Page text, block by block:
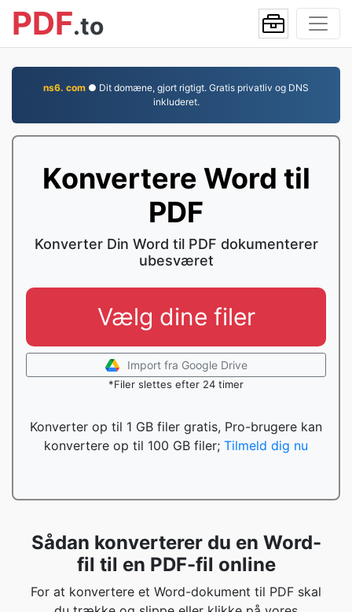
PDF.to
ns6. com ● Dit domæne, gjort rigtigt. Gratis privatliv og DNS
inkluderet.
Konvertere Word til
PDF
Konverter Din Word til PDF dokumenterer
ubesværet
Vælg dine filer
Import fra Google Drive
*Filer slettes efter 24 timer
Konverter op til 1 GB filer gratis, Pro-brugere kan
konvertere op til 100 GB filer; Tilmeld dig nu
Sådan konverterer du en Word-
fil til en PDF-fil online
For at konvertere et Word-dokument til PDF skal